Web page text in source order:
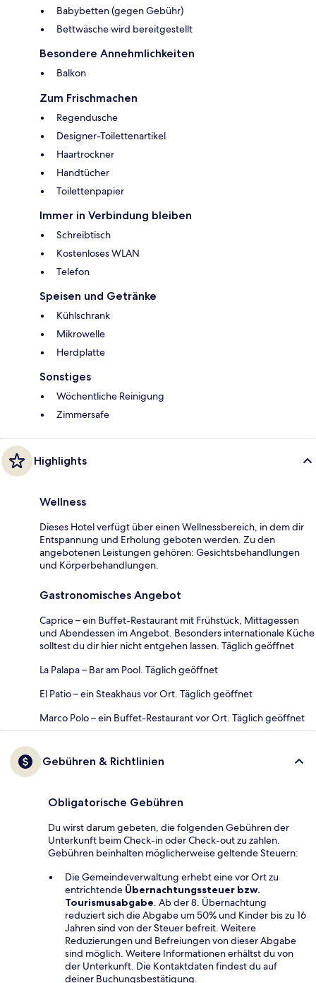
Babybetten (gegen Gebühr)
Bettwäsche wird bereitgestellt
Besondere Annehmlichkeiten
Balkon
Zum Frischmachen
Regendusche
Designer-Toilettenartikel
Haartrockner
Handtücher
Toilettenpapier
Immer in Verbindung bleiben
Schreibtisch
Kostenloses WLAN
Telefon
Speisen und Getränke
Kühlschrank
Mikrowelle
Herdplatte
Sonstiges
Wöchentliche Reinigung
Zimmersafe
Highlights
Wellness
Dieses Hotel verfügt über einen Wellnessbereich, in dem dir
Entspannung und Erholung geboten werden. Zu den
angebotenen Leistungen gehören: Gesichtsbehandlungen
und Körperbehandlungen.
Gastronomisches Angebot
Caprice – ein Buffet-Restaurant mit Frühstück, Mittagessen
und Abendessen im Angebot. Besonders internationale Küche
solltest du dir hier nicht entgehen lassen. Täglich geöffnet
La Palapa – Bar am Pool. Täglich geöffnet
El Patio – ein Steakhaus vor Ort. Täglich geöffnet
Marco Polo – ein Buffet-Restaurant vor Ort. Täglich geöffnet
Gebühren & Richtlinien
Obligatorische Gebühren
Du wirst darum gebeten, die folgenden Gebühren der
Unterkunft beim Check-in oder Check-out zu zahlen.
Gebühren beinhalten möglicherweise geltende Steuern:
Die Gemeindeverwaltung erhebt eine vor Ort zu
entrichtende Übernachtungssteuer bzw.
Tourismusabgabe. Ab der 8. Übernachtung
reduziert sich die Abgabe um 50% und Kinder bis zu 16
Jahren sind von der Steuer befreit. Weitere
Reduzierungen und Befreiungen von dieser Abgabe
sind möglich. Weitere Informationen erhältst du von
der Unterkunft. Die Kontaktdaten findest du auf
deiner Buchungsbestätigung.